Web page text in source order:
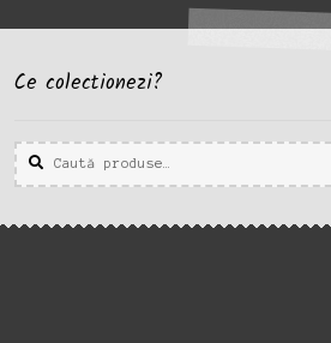
Ce colectionezi?
Caută
după:
Caută